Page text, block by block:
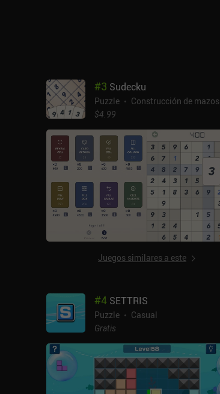
#3 Sudecku
Puzzle
Construcción de mazos
$4.99
Juegos similares a este
#4 SETTRIS
Puzzle
Casual
Gratis